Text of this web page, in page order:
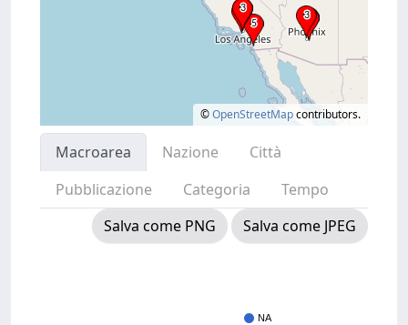
©OpenStreetMapcontributors.
Macroarea Nazione
Città
Pubblicazione
Categoria
Tempo
Salva come PNG
Salva come JPEG
NA